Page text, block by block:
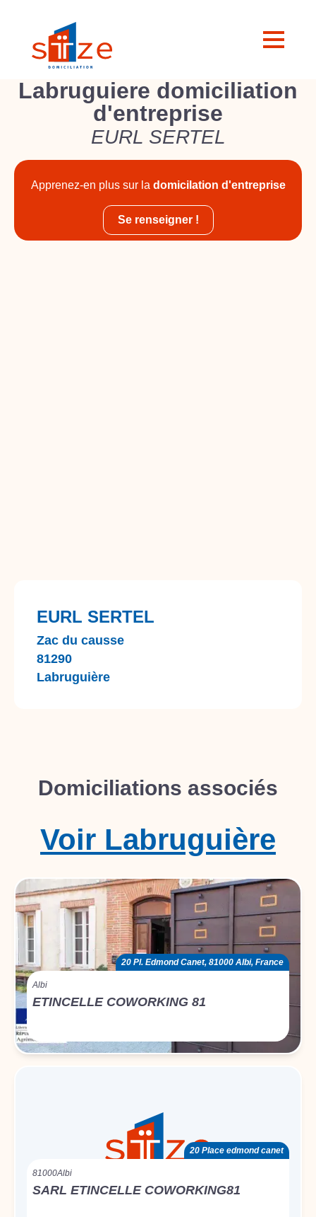
Labruguiere domiciliation
d'entreprise
EURL SERTEL
Apprenez-en plus sur la domicilation d'entreprise
Se renseigner !
EURL SERTEL
Zac du causse
81290
Labruguière
Domiciliations associés
Labruguière
Voir
20 Pl. Edmond Canet, 81000 Albi, France
Albi
ETINCELLE COWORKING 81
20 Place edmond canet
81000Albi
SARL ETINCELLE COWORKING81